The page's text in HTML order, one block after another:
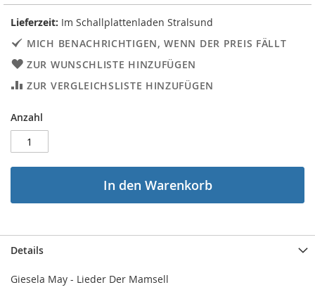
Lieferzeit: Im Schallplattenladen Stralsund
MICH BENACHRICHTIGEN, WENN DER PREIS FÄLLT
ZUR WUNSCHLISTE HINZUFÜGEN
ZUR VERGLEICHSLISTE HINZUFÜGEN
Anzahl
In den Warenkorb
Details
Giesela May - Lieder Der Mamsell